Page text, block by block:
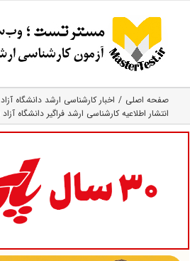
content
صفحه اصلی
اخبار کارشناسی ارشد دانشگاه آزاد
انتشار اطلاعیه کارشناسی ارشد فراگیر دانشگاه‌ آزاد ۱۴۰۱